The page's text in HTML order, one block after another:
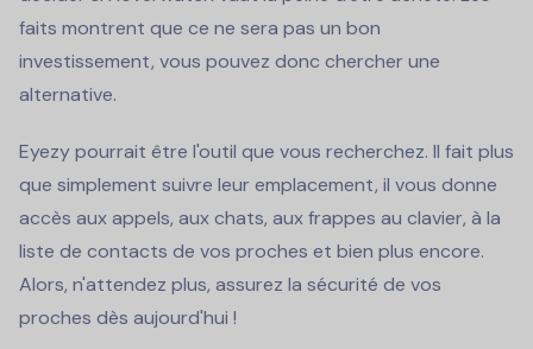
faits montrent que ce ne sera pas un bon
investissement, vous pouvez donc chercher une
alternative.
Eyezy pourrait être l'outil que vous recherchez. Il fait plus
que simplement suivre leur emplacement, il vous donne
accès aux appels, aux chats, aux frappes au clavier, à la
liste de contacts de vos proches et bien plus encore.
Alors, n'attendez plus, assurez la sécurité de vos
proches dès aujourd'hui !